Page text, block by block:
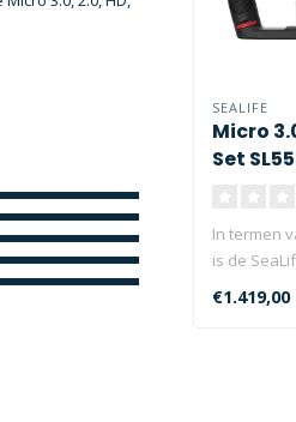
SEALIFE
Micro
Set
In termen
is de
€1.419,00